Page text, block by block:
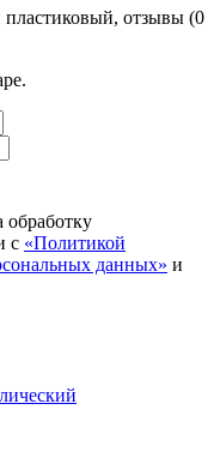
отзывы (0
обработку
с «Политикой
данных» и